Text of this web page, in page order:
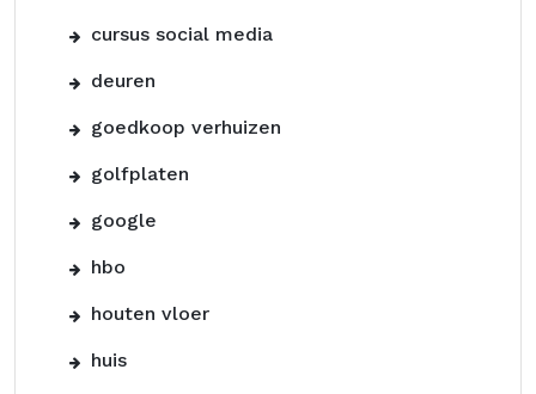
cursus social media
deuren
goedkoop verhuizen
golfplaten
google
hbo
houten vloer
huis